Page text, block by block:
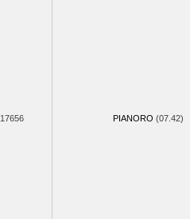
17656 PIANORO (07.42)